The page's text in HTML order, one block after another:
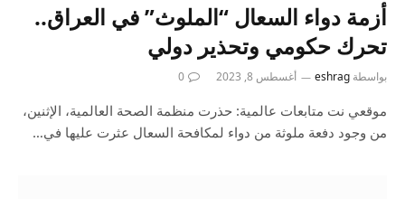
أزمة دواء السعال “الملوث” في العراق..
تحرك حكومي وتحذير دولي
بواسطة eshrag أغسطس 8, 2023 0
موقعي نت متابعات عالمية: حذرت منظمة الصحة العالمية، الإثنين،
من وجود دفعة ملوثة من دواء لمكافحة السعال عثرت عليها في…